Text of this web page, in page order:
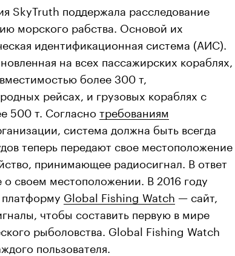
SkyTruth поддержала расследование
морского рабства. Основой их
идентификационная система (АИС).
на всех пассажирских кораблях,
более 300 т,
рейсах, и грузовых кораблях с
500 т. Согласнотребованиям
система должна быть всегда
теперь передают свое местоположение
принимающее радиосигнал. В ответ
своем местоположении. В 2016 году
Global Fishing Watch — сайт,
чтобы составить первую в мире
рыболовства. Global Fishing Watch
пользователя.